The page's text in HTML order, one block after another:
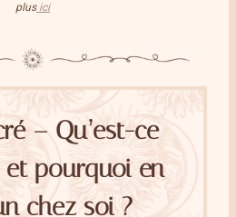
plusici
– Qu’est-ce
et pourquoi en
chez soi ?